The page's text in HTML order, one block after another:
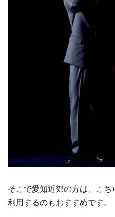
そこで愛知近郊の方は、こ
利用するのもおすすめです。